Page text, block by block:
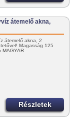
átemelő akna,
átemelő akna, 2
Magasság 125
MAGYAR
Részletek